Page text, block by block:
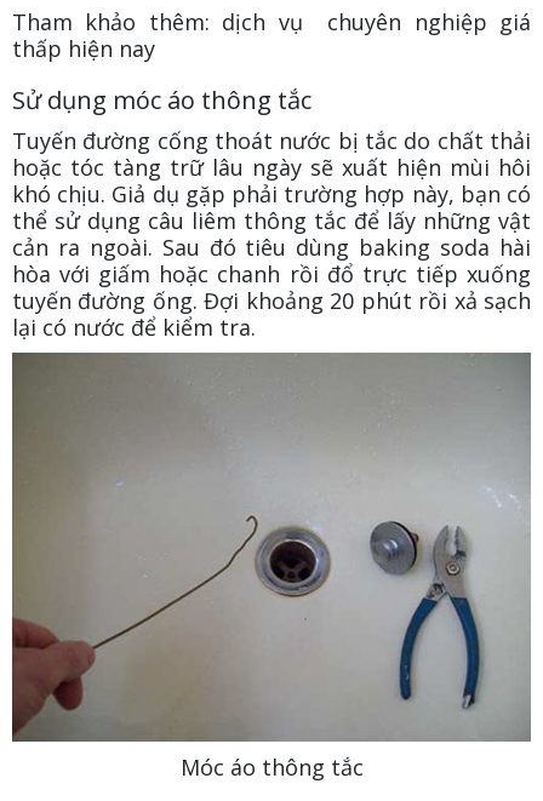
Tham khảo thêm: dịch vụ chuyên nghiệp giá
thấp hiện nay
Sử dụng móc áo thông tắc
Tuyến đường cống thoát nước bị tắc do chất thải
hoặc tóc tàng trữ lâu ngày sẽ xuất hiện mùi hôi
khó chịu. Giả dụ gặp phải trường hợp này, bạn có
thể sử dụng câu liêm thông tắc để lấy những vật
cản ra ngoài. Sau đó tiêu dùng baking soda hài
hòa với giấm hoặc chanh rồi đổ trực tiếp xuống
tuyến đường ống. Đợi khoảng 20 phút rồi xả sạch
lại có nước để kiểm tra.
Móc áo thông tắc